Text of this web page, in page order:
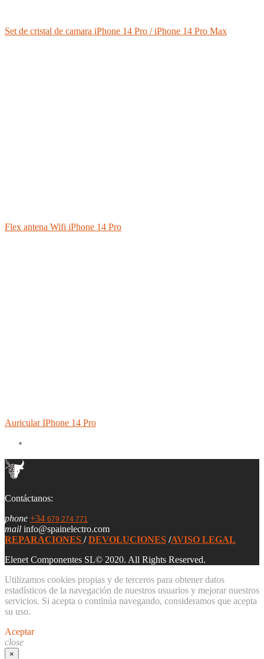
Set de cristal de camara iPhone 14 Pro / iPhone 14 Pro Max
Flex antena Wifi iPhone 14 Pro
Auricular IPhone 14 Pro
Contáctanos:
phone +34 679 274 771
mail info@spainelectro.com
REPARACIONES /DEVOLUCIONES /AVISO LEGAL
Elenet Componentes SL© 2020. All Rights Reserved.
Utilizamos cookies propias y de terceros para obtener datos
estadísticos de la navegación de nuestros usuarios y mejorar nuestros
servicios. Si acepta o continúa navegando, consideramos que acepta
su uso.
Aceptar
close
×